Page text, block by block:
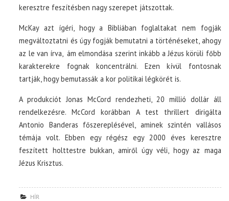
keresztre feszítésben nagy szerepet játszottak.
McKay azt ígéri, hogy a Bibliában foglaltakat nem fogják
megváltoztatni és úgy fogják bemutatni a történéseket, ahogy
az le van írva, ám elmondása szerint inkább a Jézus körüli főbb
karakterekre fognak koncentrálni. Ezen kívül fontosnak
tartják, hogy bemutassák a kor politikai légkörét is.
A produkciót Jonas McCord rendezheti, 20 millió dollár áll
rendelkezésre. McCord korábban A test thrillert dirigálta
Antonio Banderas főszereplésével, aminek szintén vallásos
témája volt. Ebben egy régész egy 2000 éves keresztre
feszített holttestre bukkan, amiről úgy véli, hogy az maga
Jézus Krisztus.
HÍR